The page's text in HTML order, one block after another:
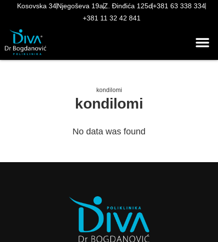
Kosovska 34Njegoševa 19aZ. Đinđića 125d+381 63 338 334
+381 11 32 42 841
kondilomi
kondilomi
No data was found